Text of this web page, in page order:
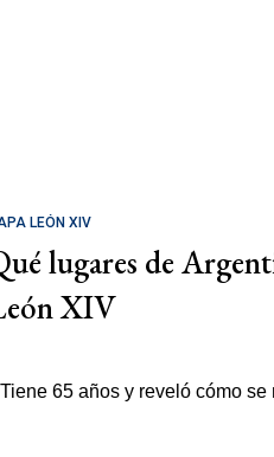
LEÓN XIV
lugares de
XIV